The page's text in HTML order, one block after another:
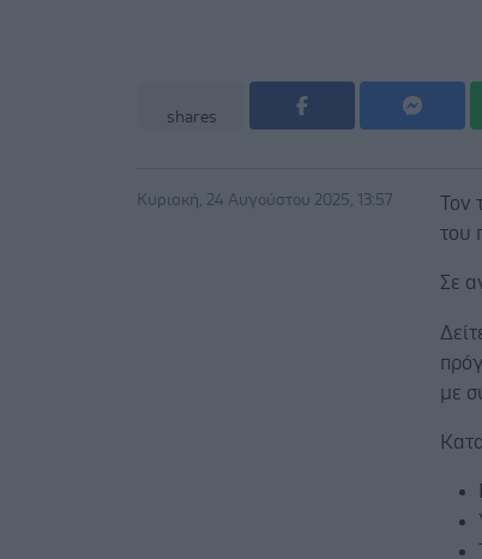
shares
Κυριακή, 24 Αυγούστου 2025, 13:57
Τον
του
Σε
με